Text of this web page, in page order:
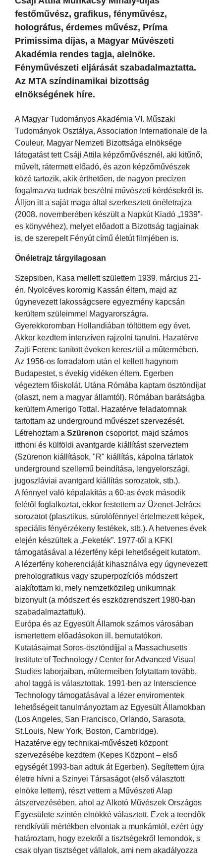
festőművész, grafikus, fényművész,
holográfus, érdemes művész, Príma
Primissima díjas, a Magyar Művészeti
Akadémia rendes tagja, alelnöke.
Fényművészeti eljárását szabadalmaztatta.
Az MTA színdinamikai bizottság
elnökségének híre.
A Magyar Tudományos Akadémia VI. Műszaki
Tudományok Osztálya, Association Internationale de la
Couleur, Magyar Nemzeti Bizottsága elnöksége
látogatást tett Csáji Attila képzőművésznél, aki kitűnő,
művelt, rátermett előadó, és azon képzőművészek
közé tartozik, akik érthetően, de nagyon precízen
fogalmazva tudnak beszélni művészeti kérdésekről is.
Álljon itt a saját maga által szerkesztett önéletrajza
(2008. novemberében készült a Napkút Kiadó „1939”-
es könyvéhez), melyet előadott a Bizottság tagjainak
is, de szerepelt Fényút című életút filmjében is.
Önéletrajz tárgyilagosan
Szepsiben, Kasa mellett születtem 1939. március 21-
én. Nyolcéves koromig Kassán éltem, majd az
úgynevezett lakosságcsere egyezmény kapcsán
kerültem szüleimmel Magyarországra.
Gyerekkoromban Hollandiában töltöttem egy évet.
Akkor kezdtem intenzíven rajzolni tanulni. Hazatérve
Zajti Ferenc tanított éveken keresztül a műtermében.
Az 1956-os forradalom után el kellett hagynom
Budapestet, s évekig vidéken éltem. Egerben
végeztem főiskolát. Utána Rómába kaptam ösztöndíjat
(olaszt, nem a magyar államtól). Rómában barátságba
kerültem Amerigo Tottal. Hazatérve feladatomnak
tartottam az underground művészet szervezését.
Létrehoztam a Szürenon csoportot, majd számos
itthoni és külföldi avantgarde kiállítást szerveztem
(Szürenon kiállítások, "R" kiállítás, kápolna tárlatok
underground szellemű beindítása, lengyelországi,
jugoszláviai avantgard kiállítás sorozatok, stb.).
A fénnyel való képalakítás a 60-as évek második
felétől foglalkoztat, ekkor festettem az Üzenet-Jelrács
sorozatot (plasztikus, súrolófénnyel értelmezett képek,
speciális fényérzékeny festékek, stb.). A hetvenes évek
elején készültek a „Feketék”. 1977-től a KFKI
támogatásával a lézerfény képi lehetőségeit kutatom.
A lézerfény koherenciáját kihasználva egy úgynevezett
preholografikus vagy szuperpozíciós módszert
alakítottam ki, mely nemzetközileg unikumnak
bizonyult (a módszert és eszközrendszert 1980-ban
szabadalmaztattuk).
Európa és az Egyesült Államok számos városában
ismertettem előadásokon ill. bemutatókon.
Kutatásaimat Soros-ösztöndíjjal a Massachusetts
Institute of Technology / Center for Advanced Visual
Studies laborjaiban, műtermeiben folytattam tovább,
ahol taggá is választottak. 1991-ben az Interscience
Technology támogatásával a lézer enviromentek
lehetőségeit tanulmányoztam az Egyesült Államokban
(Los Angeles, San Francisco, Orlando, Sarasota,
St.Louis, New York, Boston, Cambridge).
Hazatérve egy technikai-művészeti központ
szervezésébe kezdtem (Kepes Központ – első
egységét 1993-ban adtuk át Egerben). Segítettem újra
életre hívni a Szinyei Társaságot (első választott
elnöke lettem), részt vettem a Művészeti Alap
átszervezésében, ahol az Alkotó Művészek Országos
Egyesülete szintén elnökké választott. Ezek a teendők
rendkívüli mértékben elvontak a munkámtól, ezért úgy
határoztam, hogy ezekről a tisztségekről lemondok, s
csak olyan tisztséget vállalok, ami nem akadályozza